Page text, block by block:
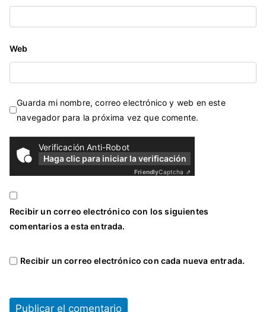
,
l
d
r
T
r
a
a
Web
Guarda mi nombre, correo electrónico y web en este
navegador para la próxima vez que comente.
Verificación Anti-Robot
Haga clic para iniciar la verificación
FriendlyCaptcha ⇗
Recibir un correo electrónico con los siguientes
comentarios a esta entrada.
Recibir un correo electrónico con cada nueva entrada.